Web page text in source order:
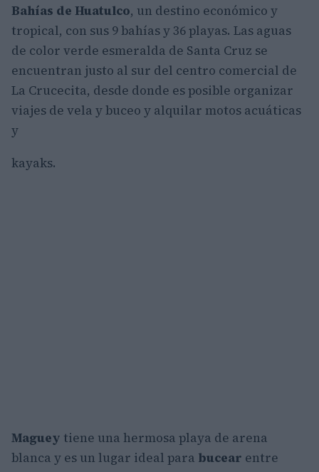
Bahías de Huatulco, un destino económico y
tropical, con sus 9 bahías y 36 playas. Las aguas
de color verde esmeralda de Santa Cruz se
encuentran justo al sur del centro comercial de
La Crucecita, desde donde es posible organizar
viajes de vela y buceo y alquilar motos acuáticas
y
kayaks.
Maguey tiene una hermosa playa de arena
blanca y es un lugar ideal para bucear entre